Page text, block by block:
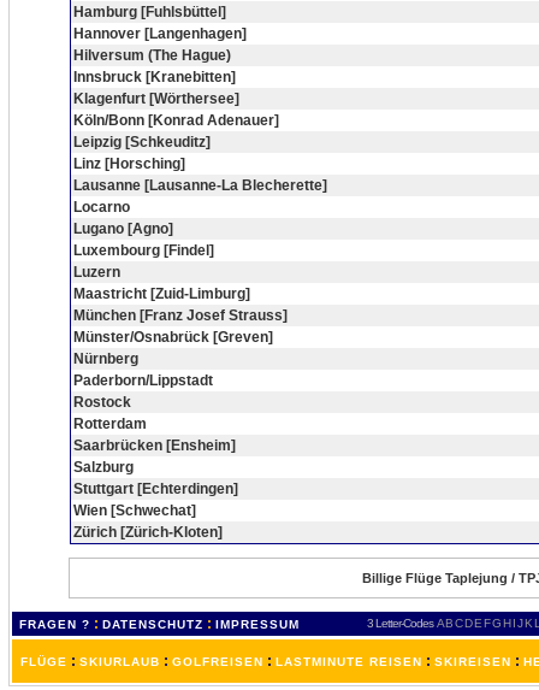
Hamburg [Fuhlsbüttel]
Hannover [Langenhagen]
Hilversum (The Hague)
Innsbruck [Kranebitten]
Klagenfurt [Wörthersee]
Köln/Bonn [Konrad Adenauer]
Leipzig [Schkeuditz]
Linz [Horsching]
Lausanne [Lausanne-La Blecherette]
Locarno
Lugano [Agno]
Luxembourg [Findel]
Luzern
Maastricht [Zuid-Limburg]
München [Franz Josef Strauss]
Münster/Osnabrück [Greven]
Nürnberg
Paderborn/Lippstadt
Rostock
Rotterdam
Saarbrücken [Ensheim]
Salzburg
Stuttgart [Echterdingen]
Wien [Schwechat]
Zürich [Zürich-Kloten]
Billige Flüge Taplejung /
FRAGEN ? : DATENSCHUTZ : IMPRESSUM 3 Letter-Codes ABCDEFGH IJKL
FLÜGE : SKIURLAUB : GOLFREISEN : LASTMINUTE REISEN : SKIREISEN :